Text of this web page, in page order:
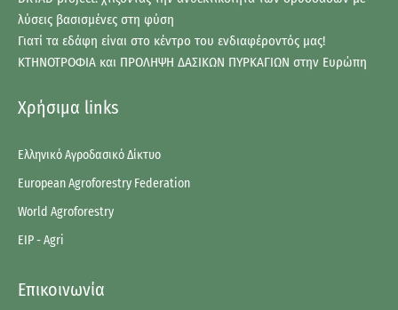
λύσεις βασισμένες στη φύση
Γιατί τα εδάφη είναι στο κέντρο του ενδιαφέροντός μας!
ΚΤΗΝΟΤΡΟΦΙΑ και ΠΡΟΛΗΨΗ ΔΑΣΙΚΩΝ ΠΥΡΚΑΓΙΩΝ στην Ευρώπη
Χρήσιμα links
Ελληνικό Αγροδασικό Δίκτυο
European Agroforestry Federation
World Agroforestry
EIP - Agri
Επικοινωνία